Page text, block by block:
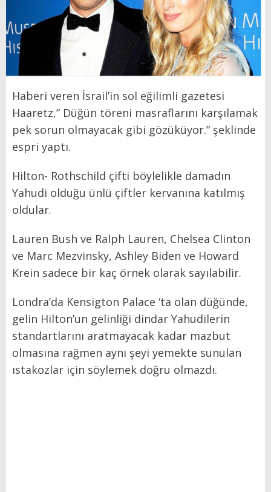
Haberi veren İsrail’in sol eğilimli gazetesi
Haaretz,” Düğün töreni masraflarını karşılamak
pek sorun olmayacak gibi gözüküyor.” şeklinde
espri yaptı.
Hilton- Rothschild çifti böylelikle damadın
Yahudi olduğu ünlü çiftler kervanına katılmış
oldular.
Lauren Bush ve Ralph Lauren, Chelsea Clinton
ve Marc Mezvinsky, Ashley Biden ve Howard
Krein sadece bir kaç örnek olarak sayılabilir.
Londra’da Kensigton Palace ‘ta olan düğünde,
gelin Hilton’un gelinliği dindar Yahudilerin
standartlarını aratmayacak kadar mazbut
olmasına rağmen aynı şeyi yemekte sunulan
ıstakozlar için söylemek doğru olmazdı.